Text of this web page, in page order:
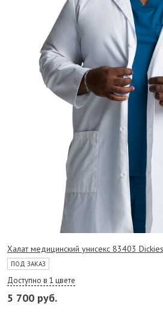
Халат медицинский унисекс 83403
ПОД ЗАКАЗ
Доступно в 1 цвете
5 700 руб.